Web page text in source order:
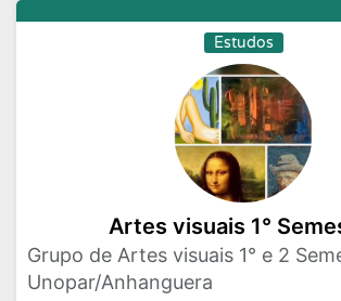
Estudos
Artes visuais 1°
Grupo de Artes visuais 1° e 2
Unopar/Anhanguera